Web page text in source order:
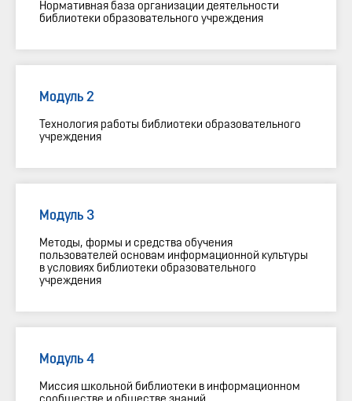
Нормативная база организации деятельности
библиотеки образовательного учреждения
Модуль 2
Технология работы библиотеки образовательного
учреждения
Модуль 3
Методы, формы и средства обучения
пользователей основам информационной культуры
в условиях библиотеки образовательного
учреждения
Модуль 4
Миссия школьной библиотеки в информационном